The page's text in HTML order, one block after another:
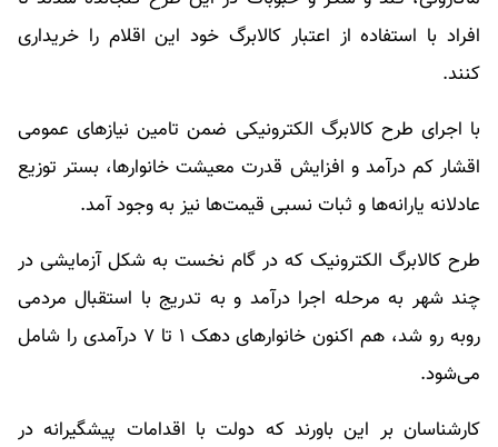
افراد با استفاده از اعتبار کالابرگ خود این اقلام را خریداری
کنند.
با اجرای طرح کالابرگ الکترونیکی ضمن تامین نیازهای عمومی
اقشار کم درآمد و افزایش قدرت معیشت خانوارها، بستر توزیع
عادلانه یارانه‌ها و ثبات نسبی قیمت‌ها نیز به وجود آمد.
طرح کالابرگ الکترونیک که در گام نخست به‌ شکل آزمایشی در
چند شهر به مرحله اجرا درآمد و به تدریج با استقبال مردمی
روبه رو شد، هم اکنون خانوارهای دهک ۱ تا ۷ درآمدی را شامل
می‌شود.
کارشناسان بر این باورند که دولت با اقدامات پیشگیرانه در